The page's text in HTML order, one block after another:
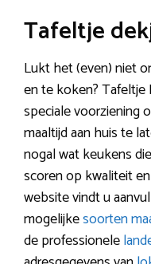
Tafeltje
Lukt het (even) niet
en te koken? Tafeltje
speciale voorziening
maaltijd aan huis te
nogal wat keukens
scoren op kwaliteit
website vindt u
mogelijkesoorten
de professionele